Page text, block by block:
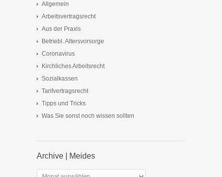
Allgemein
Arbeitsvertragsrecht
Aus der Praxis
Betriebl. Altersvorsorge
Coronavirus
Kirchliches Arbeitsrecht
Sozialkassen
Tarifvertragsrecht
Tipps und Tricks
Was Sie sonst noch wissen sollten
Archive | Meides
Archive